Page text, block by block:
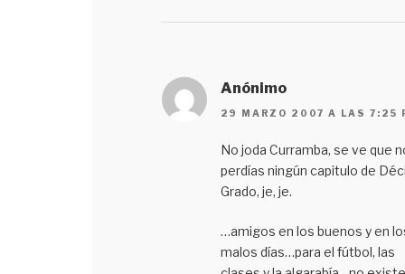
Anónimo
29 MARZO 2007 A LAS 7:25
No joda Curramba, se ve que
perdías ningún capitulo de
Grado, je, je.
…amigos en los buenos y en
malos días…para el fútbol, las